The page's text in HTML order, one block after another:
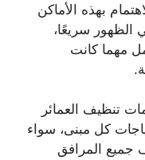
بهذه الأماكن
الظهور سريعًا،
مهما كانت
تنظيف العمائر
كل مبنى، سواء
جميع المرافق